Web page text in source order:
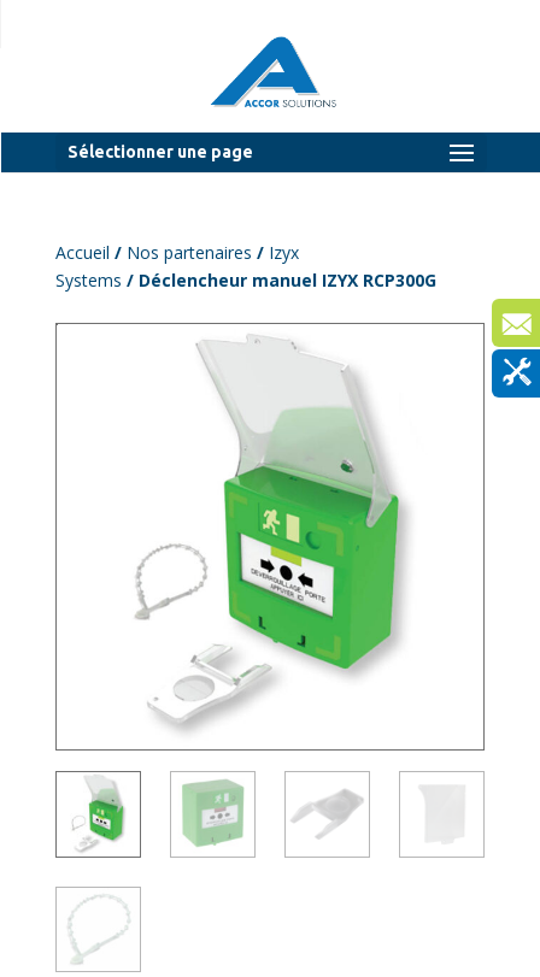
Sélectionner une page
Accueil / Nos partenaires / Izyx
Systems / Déclencheur manuel IZYX RCP300G